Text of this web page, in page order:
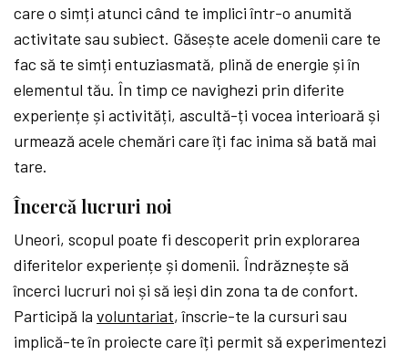
care o simți atunci când te implici într-o anumită
activitate sau subiect. Găsește acele domenii care te
fac să te simți entuziasmată, plină de energie și în
elementul tău. În timp ce navighezi prin diferite
experiențe și activități, ascultă-ți vocea interioară și
urmează acele chemări care îți fac inima să bată mai
tare.
Încercă lucruri noi
Uneori, scopul poate fi descoperit prin explorarea
diferitelor experiențe și domenii. Îndrăznește să
încerci lucruri noi și să ieși din zona ta de confort.
Participă lavoluntariat, înscrie-te la cursuri sau
implică-te în proiecte care îți permit să experimentezi